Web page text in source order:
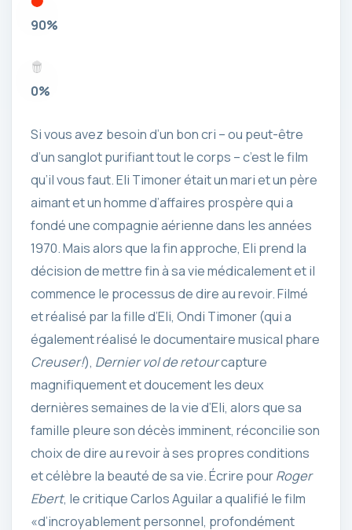
90%
0%
Si vous avez besoin d’un bon cri – ou peut-être
d’un sanglot purifiant tout le corps – c’est le film
qu’il vous faut. Eli Timoner était un mari et un père
aimant et un homme d’affaires prospère qui a
fondé une compagnie aérienne dans les années
1970. Mais alors que la fin approche, Eli prend la
décision de mettre fin à sa vie médicalement et il
commence le processus de dire au revoir. Filmé
et réalisé par la fille d’Eli, Ondi Timoner (qui a
également réalisé le documentaire musical phare
Creuser!), Dernier vol de retourcapture
magnifiquement et doucement les deux
dernières semaines de la vie d’Eli, alors que sa
famille pleure son décès imminent, réconcilie son
choix de dire au revoir à ses propres conditions
et célèbre la beauté de sa vie. Écrire pourRoger
Ebert, le critique Carlos Aguilar a qualifié le film
«d’incroyablement personnel, profondément